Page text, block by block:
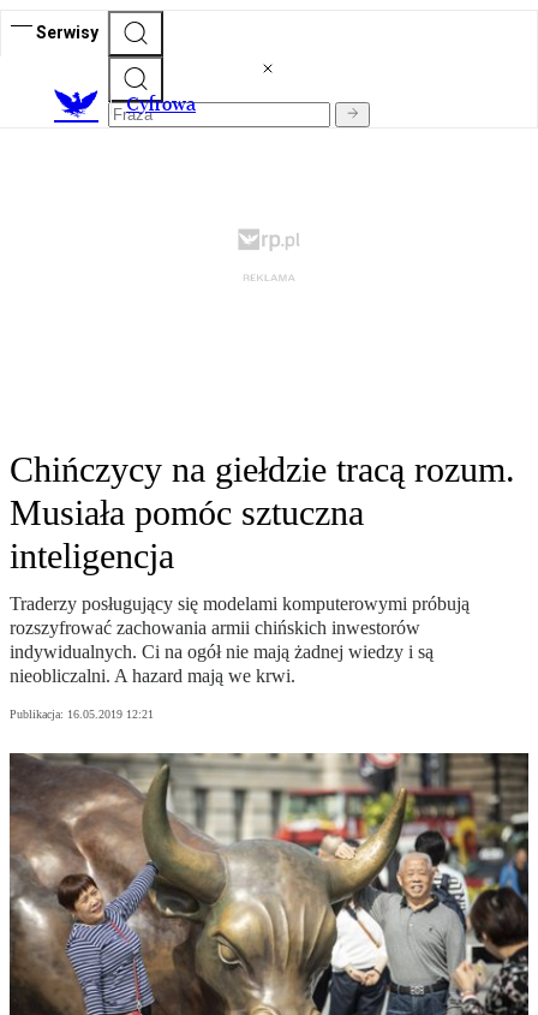
Serwisy
Cyfrowa
Chińczycy na giełdzie tracą rozum.
Musiała pomóc sztuczna
inteligencja
Traderzy posługujący się modelami komputerowymi próbują
rozszyfrować zachowania armii chińskich inwestorów
indywidualnych. Ci na ogół nie mają żadnej wiedzy i są
nieobliczalni. A hazard mają we krwi.
Publikacja: 16.05.2019 12:21